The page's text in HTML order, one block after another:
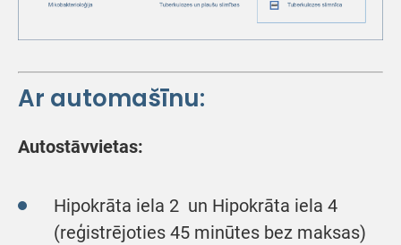
Ar automašīnu:
Autostāvvietas:
Hipokrāta iela 2 un Hipokrāta iela 4
(reģistrējoties 45 minūtes bez maksas)